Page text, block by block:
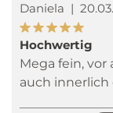
Daniela |
Hochwertig
Mega fein,
auch innerlich